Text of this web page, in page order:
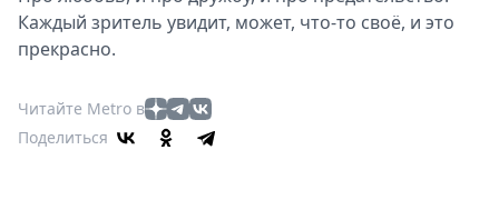
Каждый зритель увидит, может, что-то своё, и это
прекрасно.
Читайте Metro в
Поделиться